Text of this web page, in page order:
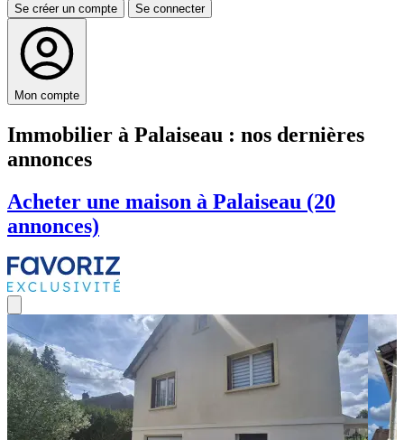
Se créer un compte Se connecter
Mon compte
Immobilier à Palaiseau : nos dernières
annonces
Acheter une maison à Palaiseau (20
annonces)